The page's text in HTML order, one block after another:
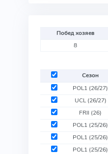
Побед хозяев
8
Сезон
POL1 (26/27)
UCL (26/27)
FRII (26)
POL1 (25/26)
POL1 (25/26)
POL1 (25/26)